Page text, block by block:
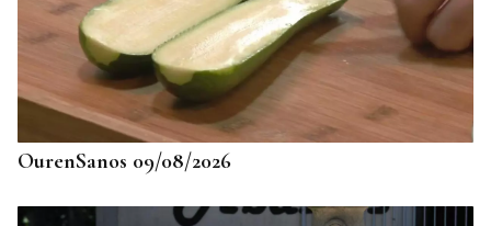
725 PLAZAS EN GALICIA
Récord histórico de plazas de Formación Sanitaria
Especializada en 2027: fechas y claves de la
convocatoria
OurenSanos 09/08/2026